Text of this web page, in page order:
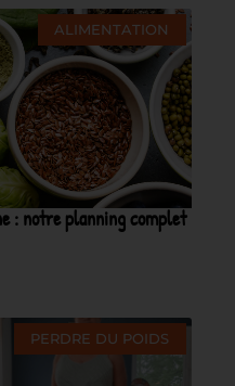
ALIMENTATION
: notre planning complet
PERDRE DU POIDS